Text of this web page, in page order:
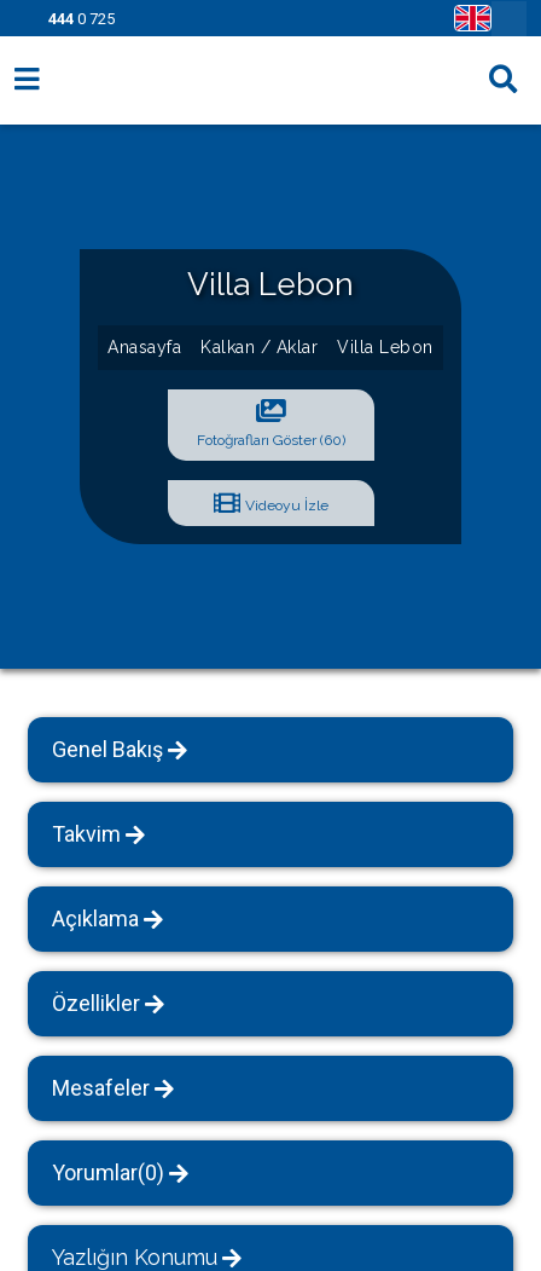
444 0 725
Fırsatlar
Villa Lebon
Anasayfa Kalkan / Aklar Villa Lebon
Fotoğrafları Göster (60)
Videoyu İzle
Genel Bakış
Takvim
Açıklama
Özellikler
Mesafeler
Yorumlar(0)
Yazlığın Konumu